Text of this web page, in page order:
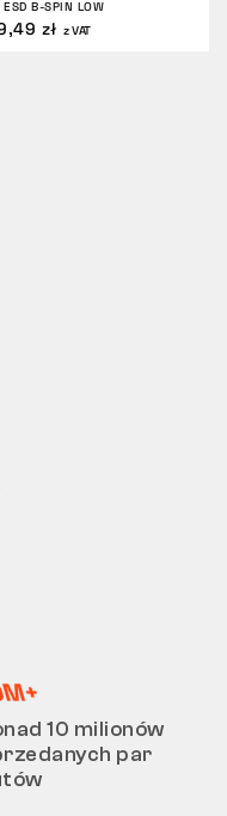
ESD B-SPIN LOW
zł z VAT
10 milionów
par